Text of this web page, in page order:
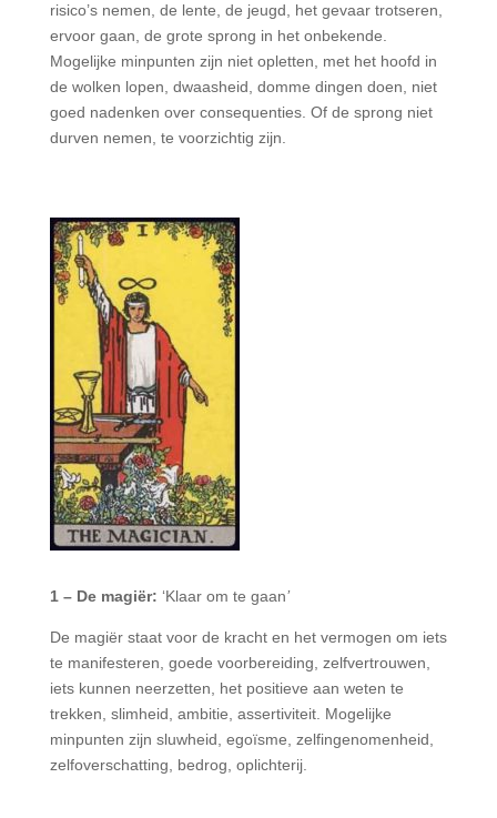
risico’s nemen, de lente, de jeugd, het gevaar trotseren,
ervoor gaan, de grote sprong in het onbekende.
Mogelijke minpunten zijn niet opletten, met het hoofd in
de wolken lopen, dwaasheid, domme dingen doen, niet
goed nadenken over consequenties. Of de sprong niet
durven nemen, te voorzichtig zijn.
1 – De magiër: ‘Klaar om te gaan’
De magiër staat voor de kracht en het vermogen om iets
te manifesteren, goede voorbereiding, zelfvertrouwen,
iets kunnen neerzetten, het positieve aan weten te
trekken, slimheid, ambitie, assertiviteit. Mogelijke
minpunten zijn sluwheid, egoïsme, zelfingenomenheid,
zelfoverschatting, bedrog, oplichterij.